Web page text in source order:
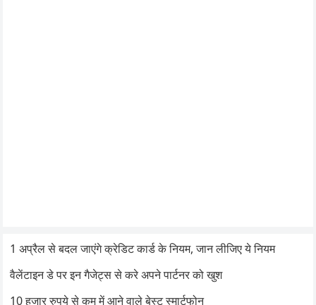
1 अप्रैल से बदल जाएंगे क्रेडिट कार्ड के नियम, जान लीजिए ये नियम
वैलेंटाइन डे पर इन गैजेट्स से करे अपने पार्टनर को खुश
10 हजार रुपये से कम में आने वाले बेस्ट स्मार्टफोन